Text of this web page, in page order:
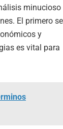
minucioso
El primero se
y
es vital para